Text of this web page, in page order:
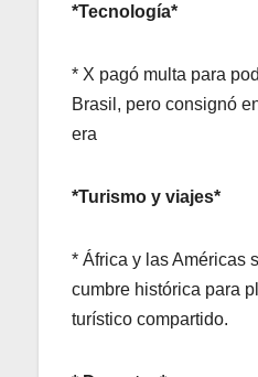
*Tecnología*
* X pagó multa para
Brasil, pero consignó
era
*Turismo y viajes*
* África y las Américas
cumbre histórica para
turístico compartido.